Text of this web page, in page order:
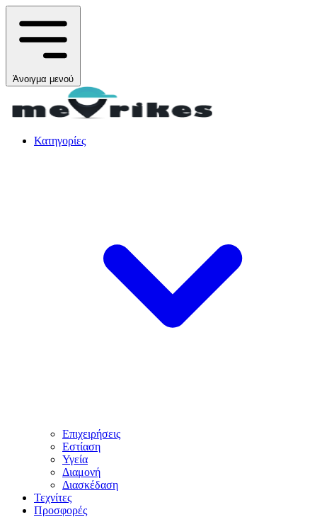
Άνοιγμα μενού
Κατηγορίες
Επιχειρήσεις
Εστίαση
Υγεία
Διαμονή
Διασκέδαση
Τεχνίτες
Προσφορές